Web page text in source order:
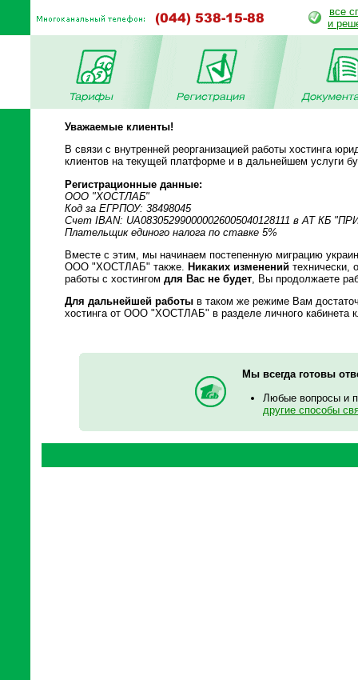
все
и
Уважаемые клиенты!
В связи с внутренней реорганизацией работы хостинга
клиентов на текущей платформе и в дальнейшем услуги
Регистрационные данные:
ООО "ХОСТЛАБ"
Код за ЕГРПОУ: 38498045
Счет IBAN: UA083052990000026005040128111 в АТ КБ
Плательщик единого налога по ставке 5%
Вместе с этим, мы начинаем постепенную миграцию
ООО "ХОСТЛАБ" также.
Никаких изменений технически,
работы с хостингом для Вас не будет , Вы продолжаете
Для дальнейшей работы в таком же режиме Вам
хостинга от ООО "ХОСТЛАБ" в разделе личного кабинета
Мы всегда готовы
Любые вопросы и
другие способы